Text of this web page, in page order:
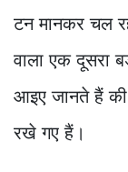
टन मानकर चल
वाला एक दूसरा
आइए जानते हैं की
रखे गए हैं।